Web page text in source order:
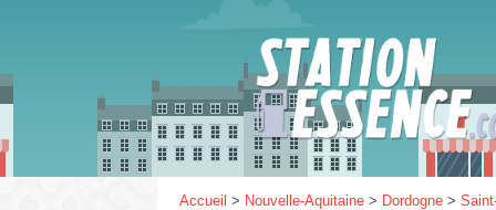
Accueil > Nouvelle-Aquitaine > Dordogne >
SP